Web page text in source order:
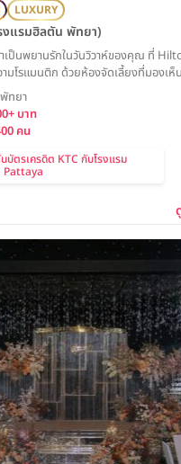
LUXURY
แรมฮิลตัน พัทยา)
าเป็นพยานรักในวันวิวาห์ของคุณ ที่
ามโรแมนติก ด้วยห้องจัดเลี้ยงที่มองเห็
สรรค์งานแต่งงานในฝันให้เป็นจริง
ทยา
บาท
คน
นบัตรเครดิต KTC กับโรงแรม